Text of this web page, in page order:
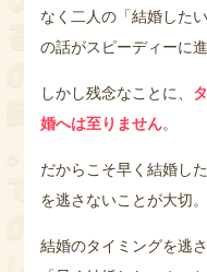
なく二人の「結婚した
の話がスピーディーに進
しかし残念なことに、
婚へは至りません。
だからこそ早く結婚し
を逃さないことが大切。
結婚のタイミングを逃